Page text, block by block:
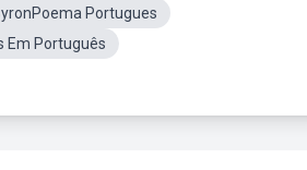
Portugues
Em Português